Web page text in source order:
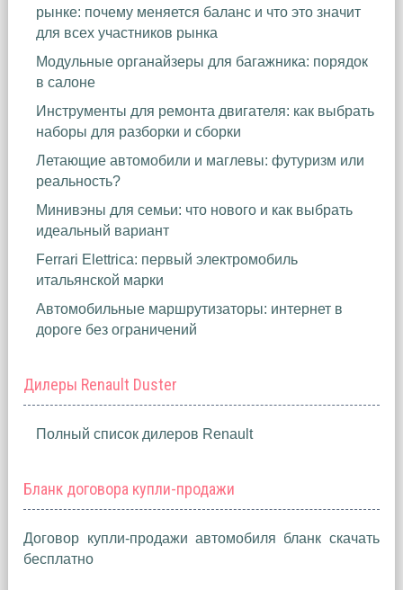
рынке: почему меняется баланс и что это значит
для всех участников рынка
Модульные органайзеры для багажника: порядок
в салоне
Инструменты для ремонта двигателя: как выбрать
наборы для разборки и сборки
Летающие автомобили и маглевы: футуризм или
реальность?
Минивэны для семьи: что нового и как выбрать
идеальный вариант
Ferrari Elettrica: первый электромобиль
итальянской марки
Автомобильные маршрутизаторы: интернет в
дороге без ограничений
Дилеры Renault Duster
Полный список дилеров Renault
Бланк договора купли-продажи
Договор купли-продажи автомобиля бланк скачать
бесплатно